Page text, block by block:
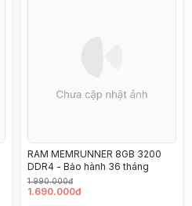
RAM MEMRUNNER 8GB 3200
DDR4 - Bảo hành 36 tháng
1.990.000đ
1.690.000đ